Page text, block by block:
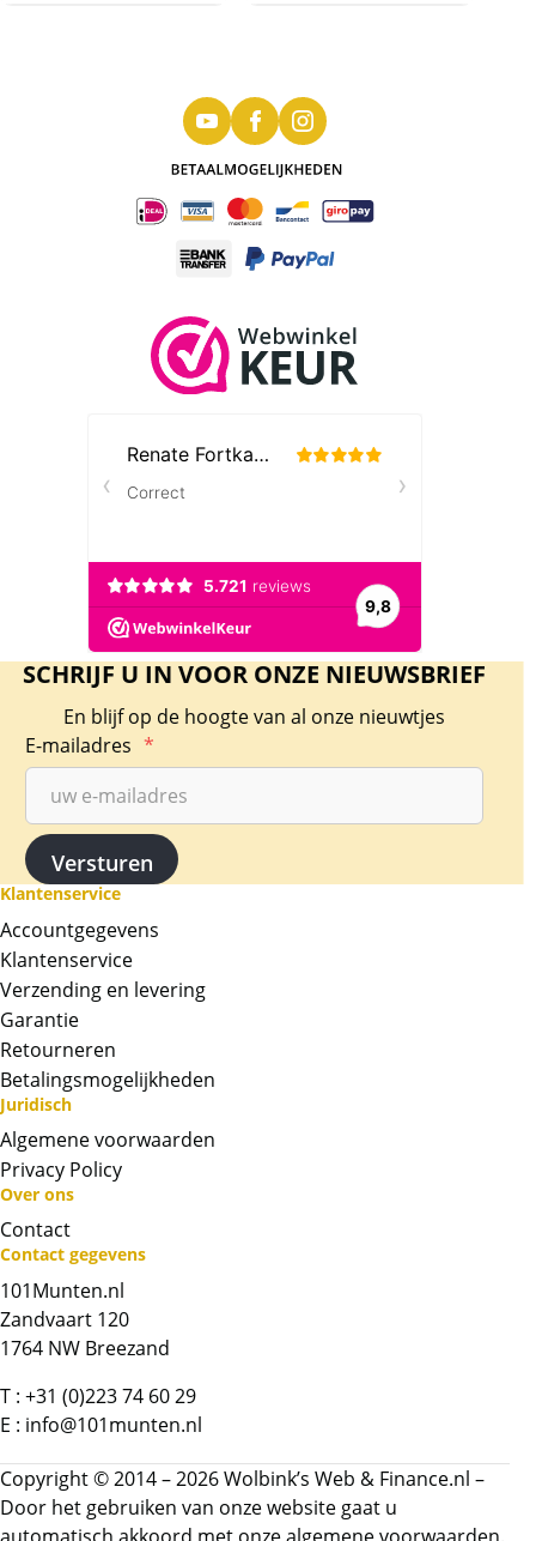
Chat met ons
Bel ons
Contactformulier
SCHRIJF U IN VOOR ONZE NIEUWSBRIEF
En blijf op de hoogte van al onze nieuwtjes
E-mailadres *
Klantenservice
Accountgegevens
Klantenservice
Verzending en levering
Garantie
Retourneren
Betalingsmogelijkheden
Juridisch
Algemene voorwaarden
Privacy Policy
Over ons
Contact
Contact gegevens
101Munten.nl
Zandvaart 120
1764 NW Breezand
T : +31 (0)223 74 60 29
E : info@101munten.nl
Copyright © 2014 – 2026 Wolbink’s Web & Finance.nl –
Door het gebruiken van onze website gaat u